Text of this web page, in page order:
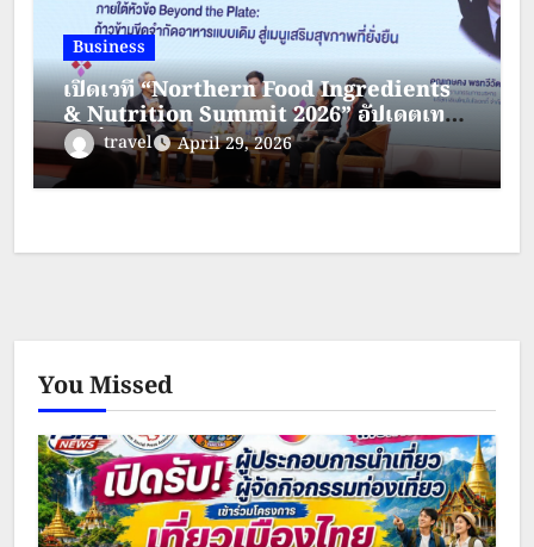
Business
เปิดเวที “Northern Food Ingredients
& Nutrition Summit 2026” อัปเดตเท
รนด์อุตสาหกรรมอาหาร สารสกัด และ
โภชนาการ พร้อมต่อยอดโอกาสธุรกิจภาค
เหนือ
travel April 29, 2026
You Missed